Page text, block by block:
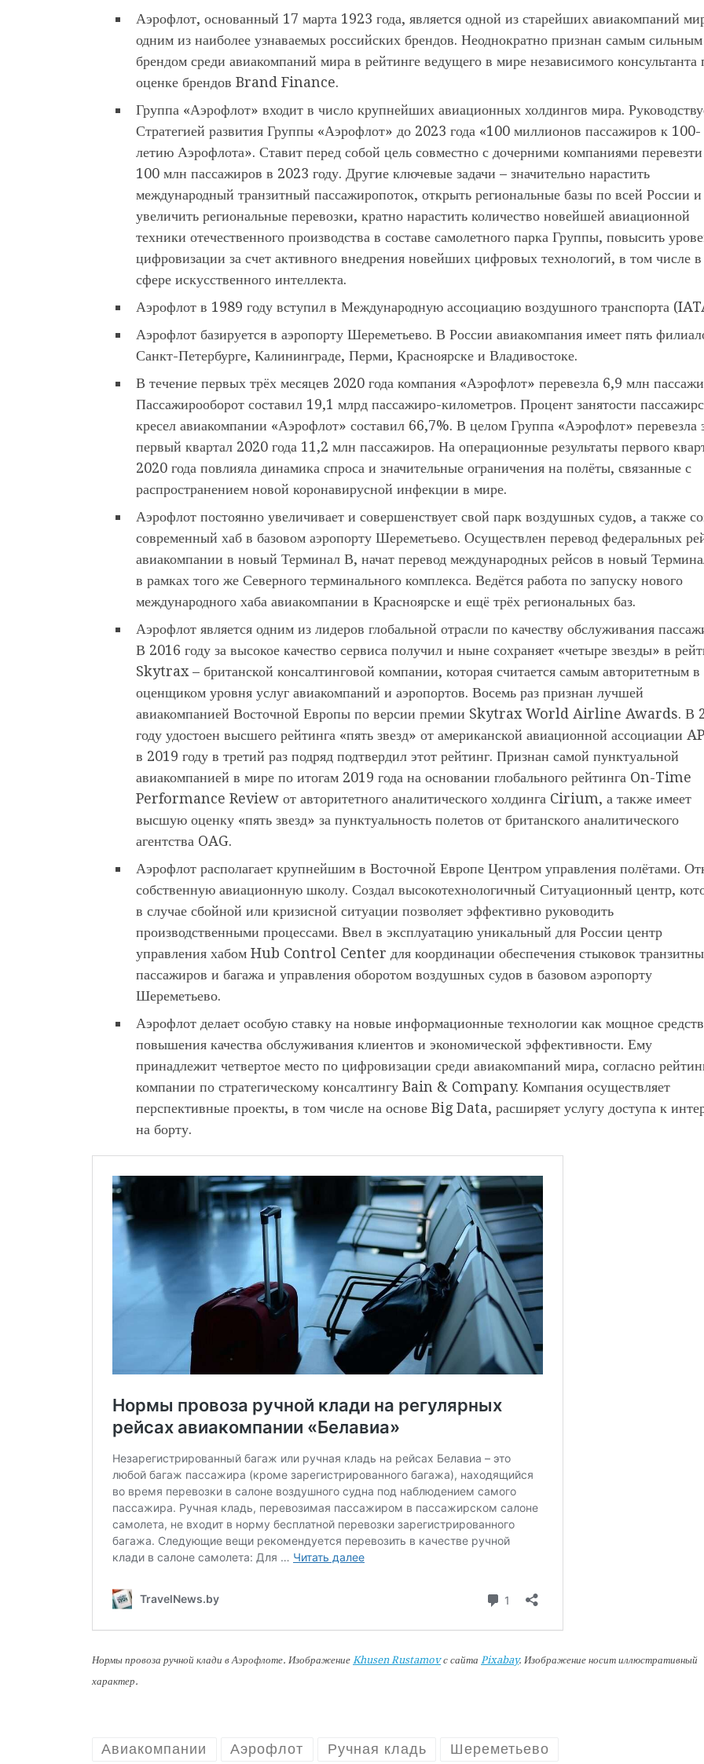
Аэрофлот, основанный 17 марта 1923 года, является одной из старейших авиакомпаний
одним из наиболее узнаваемых российских брендов. Неоднократно признан самым сильным
брендом среди авиакомпаний мира в рейтинге ведущего в мире независимого консультанта
оценке брендов Brand Finance.
Группа «Аэрофлот» входит в число крупнейших авиационных холдингов мира.
Стратегией развития Группы «Аэрофлот» до 2023 года «100 миллионов пассажиров к 100-
летию Аэрофлота». Ставит перед собой цель совместно с дочерними компаниями
100 млн пассажиров в 2023 году. Другие ключевые задачи – значительно нарастить
международный транзитный пассажиропоток, открыть региональные базы по всей России и
увеличить региональные перевозки, кратно нарастить количество новейшей авиационной
техники отечественного производства в составе самолетного парка Группы, повысить
цифровизации за счет активного внедрения новейших цифровых технологий, в том числе в
сфере искусственного интеллекта.
Аэрофлот в 1989 году вступил в Международную ассоциацию воздушного транспорта
Аэрофлот базируется в аэропорту Шереметьево. В России авиакомпания имеет пять
Санкт-Петербурге, Калининграде, Перми, Красноярске и Владивостоке.
В течение первых трёх месяцев 2020 года компания «Аэрофлот» перевезла 6,9 млн
Пассажирооборот составил 19,1 млрд пассажиро-километров. Процент занятости
кресел авиакомпании «Аэрофлот» составил 66,7%. В целом Группа «Аэрофлот» перевезла
первый квартал 2020 года 11,2 млн пассажиров. На операционные результаты первого
2020 года повлияла динамика спроса и значительные ограничения на полёты, связанные с
распространением новой коронавирусной инфекции в мире.
Аэрофлот постоянно увеличивает и совершенствует свой парк воздушных судов, а также
современный хаб в базовом аэропорту Шереметьево. Осуществлен перевод федеральных
авиакомпании в новый Терминал В, начат перевод международных рейсов в новый
в рамках того же Северного терминального комплекса. Ведётся работа по запуску нового
международного хаба авиакомпании в Красноярске и ещё трёх региональных баз.
Аэрофлот является одним из лидеров глобальной отрасли по качеству обслуживания
В 2016 году за высокое качество сервиса получил и ныне сохраняет «четыре звезды» в
Skytrax – британской консалтинговой компании, которая считается самым авторитетным
оценщиком уровня услуг авиакомпаний и аэропортов. Восемь раз признан лучшей
авиакомпанией Восточной Европы по версии премии Skytrax World Airline Awards. В
году удостоен высшего рейтинга «пять звезд» от американской авиационной ассоциации
в 2019 году в третий раз подряд подтвердил этот рейтинг. Признан самой пунктуальной
авиакомпанией в мире по итогам 2019 года на основании глобального рейтинга On-Time
Performance Review от авторитетного аналитического холдинга Cirium, а также имеет
высшую оценку «пять звезд» за пунктуальность полетов от британского аналитического
агентства OAG.
Аэрофлот располагает крупнейшим в Восточной Европе Центром управления полётами.
собственную авиационную школу. Создал высокотехнологичный Ситуационный центр,
в случае сбойной или кризисной ситуации позволяет эффективно руководить
производственными процессами. Ввел в эксплуатацию уникальный для России центр
управления хабом Hub Control Center для координации обеспечения стыковок
пассажиров и багажа и управления оборотом воздушных судов в базовом аэропорту
Шереметьево.
Аэрофлот делает особую ставку на новые информационные технологии как мощное
повышения качества обслуживания клиентов и экономической эффективности. Ему
принадлежит четвертое место по цифровизации среди авиакомпаний мира, согласно
компании по стратегическому консалтингу Bain & Company. Компания осуществляет
перспективные проекты, в том числе на основе Big Data, расширяет услугу доступа к
на борту.
Нормы провоза ручной клади в Аэрофлоте. Изображение Khusen Rustamovс сайта Pixabay. Изображение носит иллюстративный
характер.
Авиакомпании Аэрофлот Ручная кладь Шереметьево